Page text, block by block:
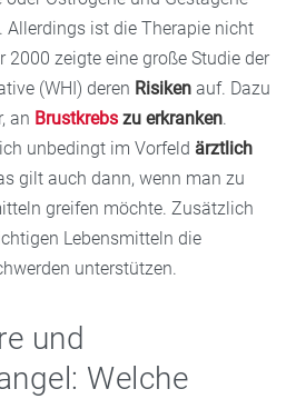
Allerdings ist die Therapie nicht
2000 zeigte eine große Studie der
(WHI) deren Risiken auf. Dazu
an Brustkrebs zu erkranken.
unbedingt im Vorfeld ärztlich
gilt auch dann, wenn man zu
greifen möchte. Zusätzlich
Lebensmitteln die
unterstützen.
und
Welche